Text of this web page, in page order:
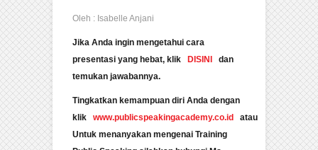
Oleh : Isabelle Anjani
Jika Anda ingin mengetahui cara
presentasi yang hebat, klik
DISINI
dan
temukan jawabannya.
Tingkatkan kemampuan diri Anda dengan
klik www.publicspeakingacademy.co.id
atau
Untuk menanyakan mengenai Training